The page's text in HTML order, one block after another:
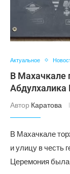
Актуальное
В Махачкале
Абдулхалика
Автор Каратова
В Махачкале
и улицу в честь
Церемония